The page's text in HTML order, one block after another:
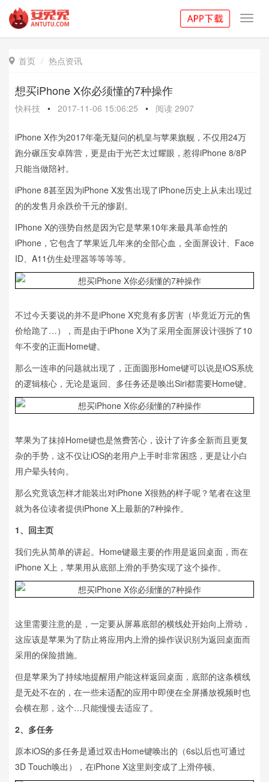
 首页 热点资讯
想买iPhone X你必须懂的7种操作
快科技 • 2017-11-06 15:06:25 • 阅读 2907
iPhone X作为2017年毫无疑问的机皇与苹果旗舰，不仅用24万
跑分碾压安卓阵营，更是由于光芒太过耀眼，惹得iPhone 8/8P
只能当做陪衬。
iPhone 8甚至因为iPhone X发售出现了iPhone历史上从未出现过
的的发售月余跌价千元的惨剧。
IPhone X的强势自然是因为它是苹果10年来最具革命性的
iPhone，它包含了苹果近几年来的全部心血，全面屏设计、Face
ID、A11仿生处理器等等等等。
不过今天要说的并不是iPhone X究竟有多厉害（毕竟近万元的售
价给跪了…），而是由于iPhone X为了采用全面屏设计强拆了10
年不变的正面Home键。
那么一连串的问题就出现了，正面圆形Home键可以说是iOS系统
的逻辑核心，无论是返回、多任务还是唤出Siri都需要Home键。
苹果为了抹掉Home键也是煞费苦心，设计了许多全新而且更复
杂的手势，这不仅让iOS的老用户上手时非常困惑，更是让小白
用户晕头转向。
那么究竟该怎样才能装出对iPhone X很熟的样子呢？笔者在这里
就为各位读者提供iPhone X上最新的7种操作。
1、回主页
我们先从简单的讲起。Home键最主要的作用是返回桌面，而在
iPhone X上，苹果用从底部上滑的手势实现了这个操作。
这里需要注意的是，一定要从屏幕底部的横线处开始向上滑动，
这应该是苹果为了防止将应用内上滑的操作误识别为返回桌面而
采用的保险措施。
但是苹果为了持续地提醒用户能这样返回桌面，底部的这条横线
是无处不在的，在一些未适配的应用中即便在全屏播放视频时也
会横在那，这个…只能慢慢去适应了。
2、多任务
原本iOS的多任务是通过双击Home键唤出的（6s以后也可通过
3D Touch唤出），在iPhone X这里则变成了上滑停顿。